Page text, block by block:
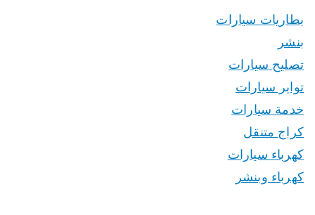
بطاريات سيارات
بنشر
تصليح سيارات
تواير سيارات
خدمة سيارات
كراج متنقل
كهرباء سيارات
كهرباء وبنشر